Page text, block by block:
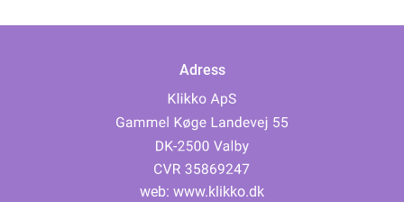
Adress
web: www.klikko.dk